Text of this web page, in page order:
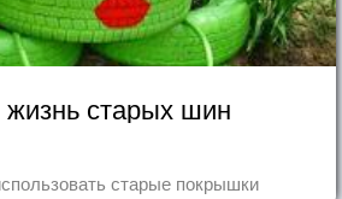
жизнь старых шин
старые покрышки